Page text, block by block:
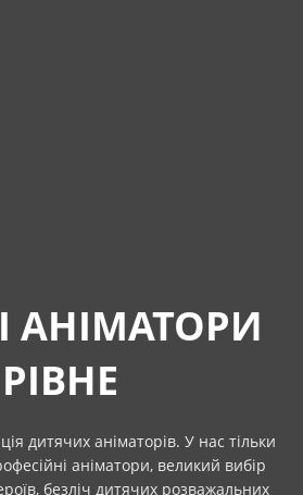
АНІМАТОРИ
РІВНЕ
дитячих аніматорів. У нас тільки
аніматори, великий вибір
безліч дитячих розважальних